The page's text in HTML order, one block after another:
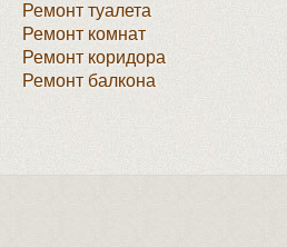
Ремонт туалета
Ремонт комнат
Ремонт коридора
Ремонт балкона